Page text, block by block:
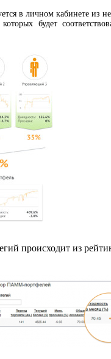
в личном кабинете из
будет
происходит из